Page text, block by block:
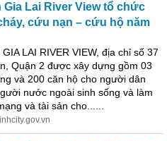
Lai River View tổ chức
cứu nạn – cứu hộ năm
LAI RIVER VIEW, địa chỉ số 37
Quận 2 được xây dựng gồm 03
và 200 căn hộ cho người dân
nước ngoài sinh sống và làm
và tài sản cho......